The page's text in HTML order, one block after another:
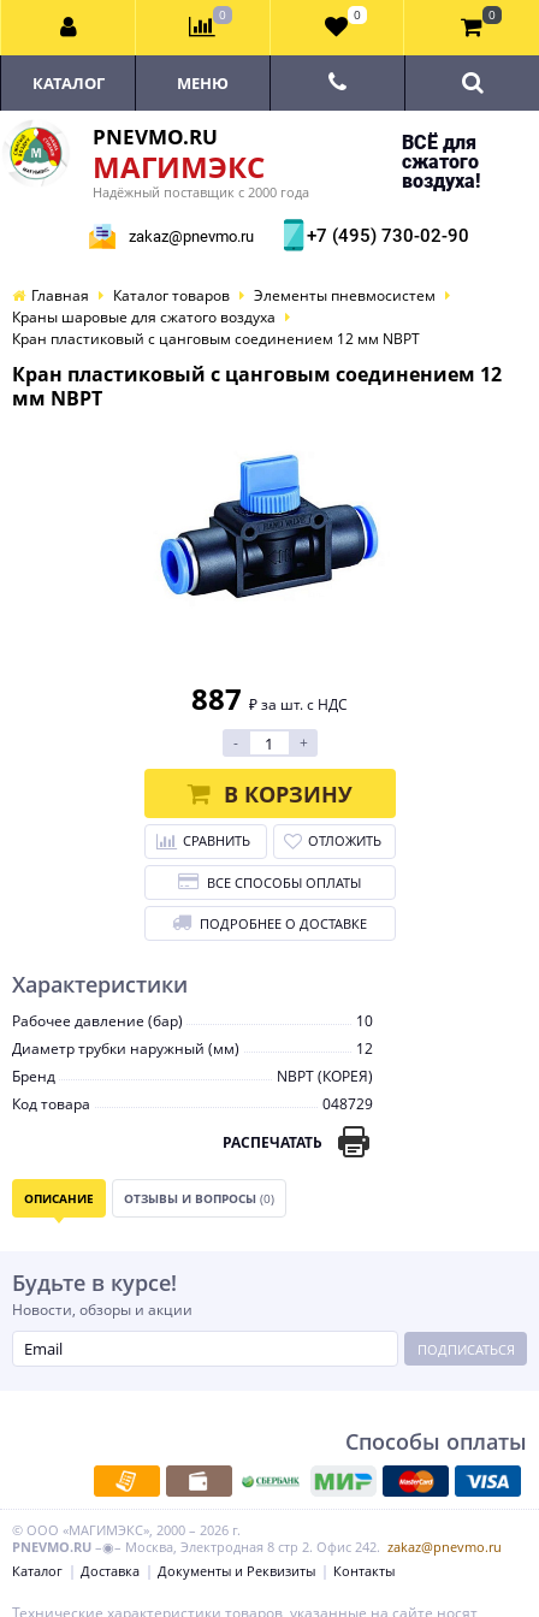
PNEVMO.RU
МАГИМЭКС
Надёжный поставщик с 2000 года
ВСЁ для
сжатого
воздуха!
zakaz@pnevmo.ru +7 (495) 730-02-90
КАТАЛОГ МЕНЮ
Главная Каталог товаров
Элементы пневмосистем
Краны шаровые для сжатого воздуха
Кран пластиковый с цанговым соединением 12 мм NBPT
Кран пластиковый с цанговым соединением 12
мм NBPT
Характеристики
Рабочее давление (бар)
10
Диаметр трубки наружный (мм)
12
Бренд
NBPT (КОРЕЯ)
Код товара
048729
РАСПЕЧАТАТЬ
887 ₽ за шт. с НДС
-
+
В КОРЗИНУ
СРАВНИТЬ ОТЛОЖИТЬ
ВСЕ СПОСОБЫ ОПЛАТЫ
ПОДРОБНЕЕ О ДОСТАВКЕ
ОПИСАНИЕ ОТЗЫВЫ И ВОПРОСЫ (0)
Будьте в курсе!
Новости, обзоры и акции
ПОДПИСАТЬСЯ
Способы оплаты
© ООО «МАГИМЭКС», 2000 – 2026 г.
PNEVMO.RU –◉– Москва, Электродная 8 стр 2. Офис 242. zakaz@pnevmo.ru
Каталог
Доставка Документы и Реквизиты Контакты
0 0 0
Технические характеристики товаров, указанные на сайте носят